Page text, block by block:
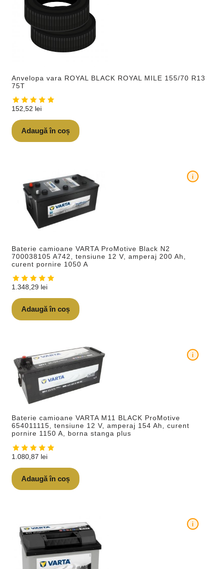
Anvelopa vara ROYAL BLACK ROYAL MILE 155/70 R13
75T
152,52 lei
Adaugă în coș
Baterie camioane VARTA ProMotive Black N2
700038105 A742, tensiune 12 V, amperaj 200 Ah,
curent pornire 1050 A
i
1.348,29 lei
Adaugă în coș
Baterie camioane VARTA M11 BLACK ProMotive
654011115, tensiune 12 V, amperaj 154 Ah, curent
pornire 1150 A, borna stanga plus
i
1.080,87 lei
Adaugă în coș
i